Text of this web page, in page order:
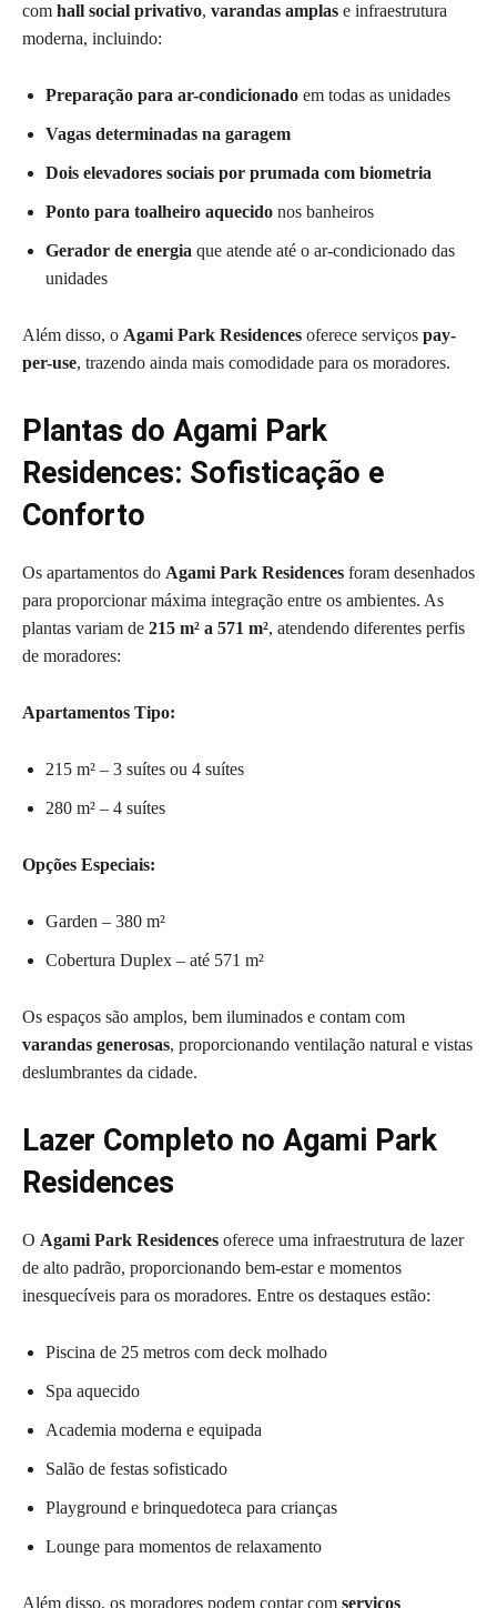
com hall social privativo, varandas amplas e infraestrutura
moderna, incluindo:
Preparação para ar-condicionado em todas as unidades
Vagas determinadas na garagem
Dois elevadores sociais por prumada com biometria
Ponto para toalheiro aquecido nos banheiros
Gerador de energia que atende até o ar-condicionado das
unidades
Além disso, o Agami Park Residences oferece serviços pay-
per-use, trazendo ainda mais comodidade para os moradores.
Plantas do Agami Park
Residences: Sofisticação e
Conforto
Os apartamentos do Agami Park Residences foram desenhados
para proporcionar máxima integração entre os ambientes. As
plantas variam de 215 m² a 571 m², atendendo diferentes perfis
de moradores:
Apartamentos Tipo:
215 m² – 3 suítes ou 4 suítes
280 m² – 4 suítes
Opções Especiais:
Garden – 380 m²
Cobertura Duplex – até 571 m²
Os espaços são amplos, bem iluminados e contam com
varandas generosas, proporcionando ventilação natural e vistas
deslumbrantes da cidade.
Lazer Completo no Agami Park
Residences
O Agami Park Residences oferece uma infraestrutura de lazer
de alto padrão, proporcionando bem-estar e momentos
inesquecíveis para os moradores. Entre os destaques estão:
Piscina de 25 metros com deck molhado
Spa aquecido
Academia moderna e equipada
Salão de festas sofisticado
Playground e brinquedoteca para crianças
Lounge para momentos de relaxamento
Além disso, os moradores podem contar com serviços